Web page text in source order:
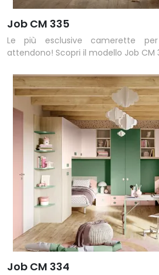
Job CM 335
Le più esclusive camerette
attendono! Scopri il modello Job CM
Job CM 334